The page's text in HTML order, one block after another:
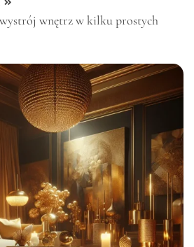
wnętrz w kilku prostych